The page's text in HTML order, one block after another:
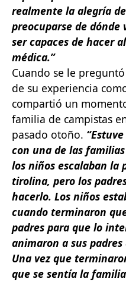
realmente la alegría
preocuparse de dónde
ser capaces de hacer
médica.”
Cuando se le
de su experiencia
compartió un
familia de campistas
pasado otoño.
con una de las
los niños escalaban la
tirolina, pero los
hacerlo. Los niños
cuando terminaron
padres para que lo
animaron a sus
Una vez que
que se sentía la